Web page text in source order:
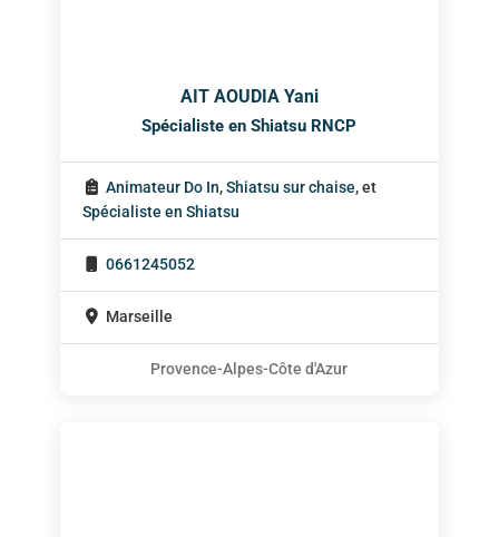
AIT AOUDIA Yani
Spécialiste en Shiatsu RNCP
Animateur Do In,Shiatsu sur chaise, et
Spécialiste en Shiatsu
0661245052
Marseille
Provence-Alpes-Côte d'Azur